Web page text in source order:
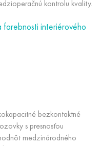
kontrolu kvality.
farebnosti interiérového
bezkontaktné
s presnosťou
medzinárodného